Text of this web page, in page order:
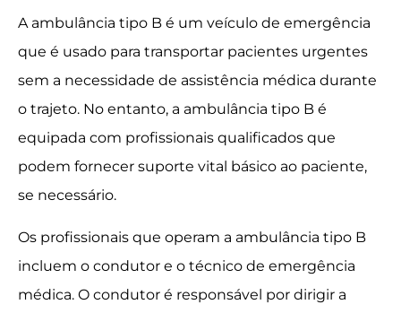
A ambulância tipo B é um veículo de emergência
que é usado para transportar pacientes urgentes
sem a necessidade de assistência médica durante
o trajeto. No entanto, a ambulância tipo B é
equipada com profissionais qualificados que
podem fornecer suporte vital básico ao paciente,
se necessário.
Os profissionais que operam a ambulância tipo B
incluem o condutor e o técnico de emergência
médica. O condutor é responsável por dirigir a